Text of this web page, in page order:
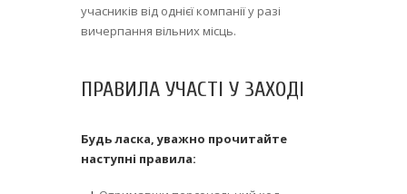
учасників від однієї компанії у разі
вичерпання вільних місць.
ПРАВИЛА УЧАСТІ У ЗАХОДІ
Будь ласка, уважно прочитайте
наступні правила: